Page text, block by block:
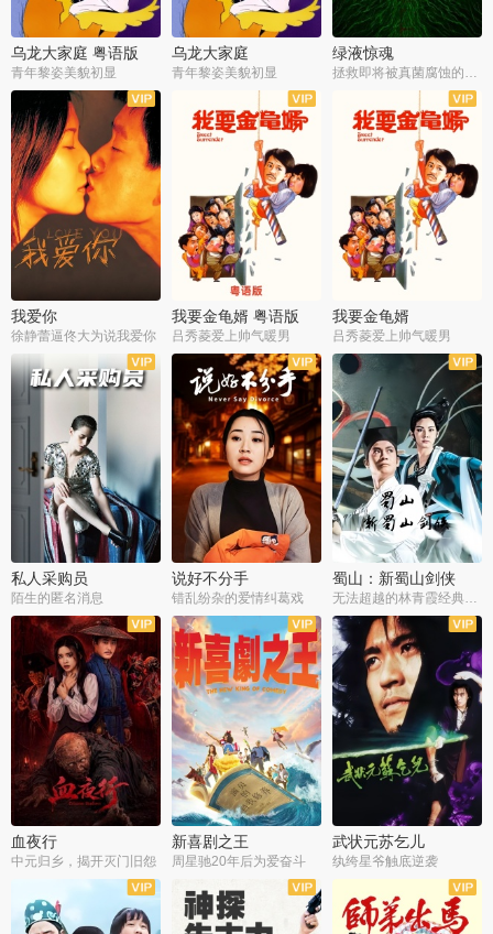
乌龙大家庭 粤语版
青年黎姿美貌初显
乌龙大家庭
青年黎姿美貌初显
绿液惊魂
拯救即将被真菌腐蚀的世界
我爱你
徐静蕾逼佟大为说我爱你
我要金龟婿 粤语版
吕秀菱爱上帅气暖男
我要金龟婿
吕秀菱爱上帅气暖男
私人采购员
陌生的匿名消息
说好不分手
错乱纷杂的爱情纠葛戏
蜀山：新蜀山剑侠
无法超越的林青霞经典角色
血夜行
中元归乡，揭开灭门旧怨
新喜剧之王
周星驰20年后为爱奋斗
武状元苏乞儿
纨绔星爷触底逆袭